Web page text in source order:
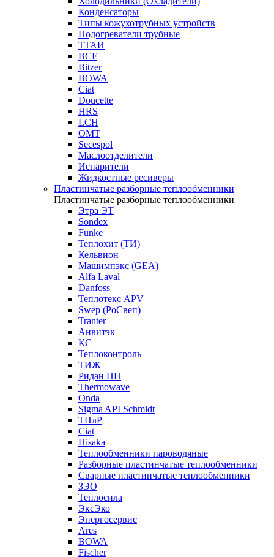
Конденсаторы
Типы кожухотрубных устройств
Подогреватели трубные
ТТАИ
BCF
Bitzer
BOWA
Ciat
Doucette
HRS
LCH
OMT
Secespol
Маслоотделители
Испарители
Жидкостные ресиверы
Пластинчатые разборные теплообменники
Пластинчатые разборные теплообменники
Этра ЭТ
Sondex
Funke
Теплохит (ТИ)
Кельвион
Машимпэкс (GEA)
Alfa Laval
Danfoss
Теплотекс APV
Swep (РоСвеп)
Tranter
Анвитэк
КС
Теплоконтроль
ТИЖ
Ридан НН
Thermowave
Onda
Sigma API Schmidt
ТПлР
Ciat
Hisaka
Теплообменники пароводяные
Разборные пластинчатые теплообменники
Сварные пластинчатые теплообменники
ЗЭО
Теплосила
ЭксЭко
Энергосервис
Ares
BOWA
Fischer